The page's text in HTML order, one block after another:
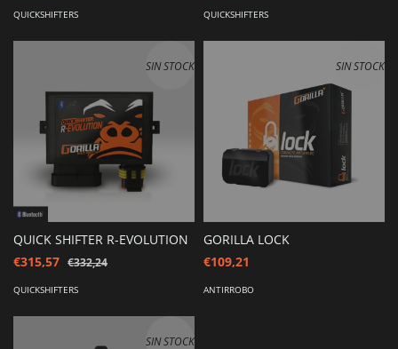
QUICKSHIFTERS QUICKSHIFTERS
SIN STOCK
QUICK SHIFTER R-EVOLUTION
€315,57 €332,24
QUICKSHIFTERS
SIN STOCK
GORILLA LOCK
€109,21
ANTIRROBO
SIN STOCK